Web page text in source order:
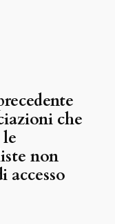
che
non
accesso